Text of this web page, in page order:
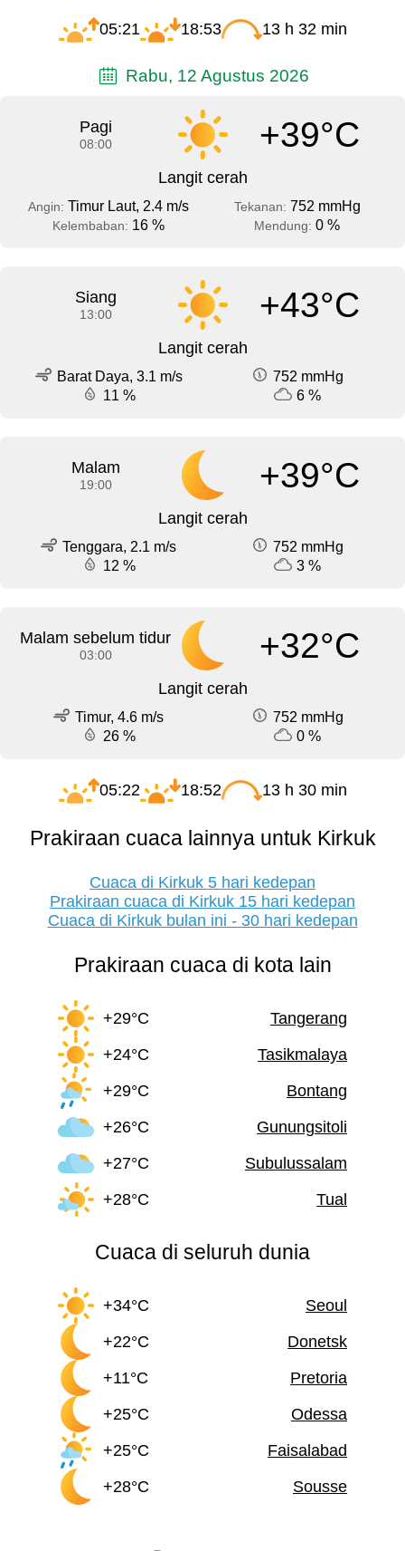
05:21 18:53 13 h 32 min
Rabu, 12 Agustus 2026
Pagi
08:00 +39°C
Langit cerah
Angin: Timur Laut, 2.4 m/s Tekanan: 752 mmHg
Kelembaban: 16 % Mendung: 0 %
Siang
13:00 +43°C
Langit cerah
Barat Daya, 3.1 m/s
752 mmHg
11 %
6 %
Malam
19:00 +39°C
Langit cerah
Tenggara, 2.1 m/s
752 mmHg
12 %
3 %
Malam sebelum tidur
03:00 +32°C
Langit cerah
Timur, 4.6 m/s
752 mmHg
26 %
0 %
05:22 18:52 13 h 30 min
Prakiraan cuaca lainnya untuk Kirkuk
Cuaca di Kirkuk 5 hari kedepan
Prakiraan cuaca di Kirkuk 15 hari kedepan
Cuaca di Kirkuk bulan ini - 30 hari kedepan
Prakiraan cuaca di kota lain
+29°C
Tangerang
+24°C
Tasikmalaya
+29°C
Bontang
+26°C
Gunungsitoli
+27°C
Subulussalam
+28°C
Tual
Cuaca di seluruh dunia
+34°C
Seoul
+22°C
Donetsk
+11°C
Pretoria
+25°C
Odessa
+25°C
Faisalabad
+28°C
Sousse